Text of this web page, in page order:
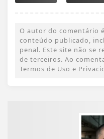
O autor do comentário
conteúdo publicado,
penal. Este site não se
de terceiros. Ao
Termos de Uso e